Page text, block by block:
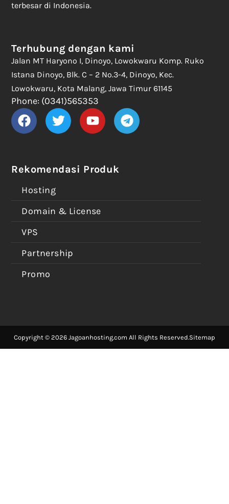
terbesar di Indonesia.
Rekomendasi Produk
Hosting
Domain & License
VPS
Partnership
Promo
Terhubung dengan kami
Jalan MT Haryono I, Dinoyo, Lowokwaru Komp. Ruko
Istana Dinoyo, Blk. C – 2 No.3-4, Dinoyo, Kec.
Lowokwaru, Kota Malang, Jawa Timur 61145
Phone: (0341)565353
Copyright © 2026 Jagoanhosting.com All Rights Reserved.Sitemap